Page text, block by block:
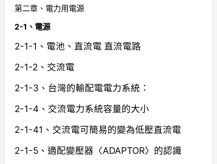
第二章、電力用電源
2-1、電源
2-1-1、電池、直流電 直流電路
2-1-2、交流電
2-1-3、台灣的輸配電電力系統：
2-1-4、交流電力系統容量的大小
2-1-41、交流電可簡易的變為低壓直流電
2-1-5、適配變壓器〈ADAPTOR〉的認識